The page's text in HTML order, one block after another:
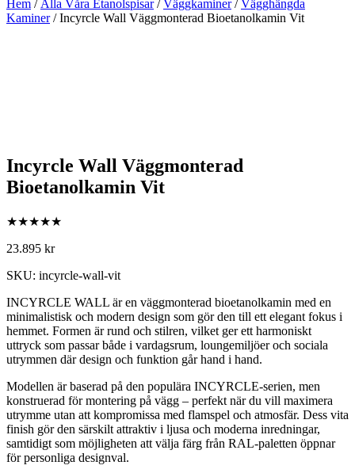
Hem / Alla Våra Etanolspisar/Väggkaminer/Vägghängda
Kaminer/ Incyrcle Wall Väggmonterad Bioetanolkamin Vit
Incyrcle Wall Väggmonterad
Bioetanolkamin Vit
★★★★★
23.895 kr
SKU: incyrcle-wall-vit
INCYRCLE WALL är en väggmonterad bioetanolkamin med en
minimalistisk och modern design som gör den till ett elegant fokus i
hemmet. Formen är rund och stilren, vilket ger ett harmoniskt
uttryck som passar både i vardagsrum, loungemiljöer och sociala
utrymmen där design och funktion går hand i hand.
Modellen är baserad på den populära INCYRCLE‑serien, men
konstruerad för montering på vägg – perfekt när du vill maximera
utrymme utan att kompromissa med flamspel och atmosfär. Dess vita
finish gör den särskilt attraktiv i ljusa och moderna inredningar,
samtidigt som möjligheten att välja färg från RAL‑paletten öppnar
för personliga designval.